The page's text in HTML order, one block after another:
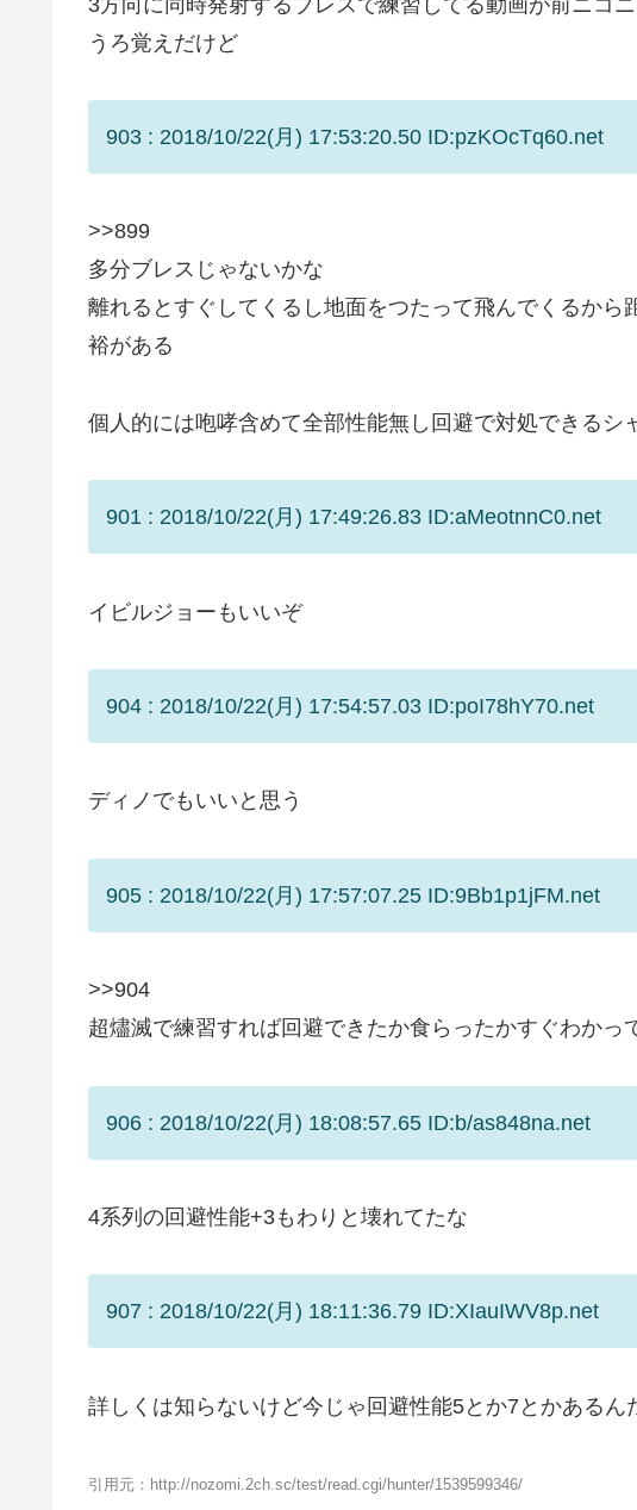
うろ覚えだけど
903 : 2018/10/22(月) 17:53:20.50 ID:pzKOcTq60.net
>>899
多分ブレスじゃないかな
離れるとすぐしてくるし地面をつたって飛んでくるから
裕がある
個人的には咆哮含めて全部性能無し回避で対処できるシ
901 : 2018/10/22(月) 17:49:26.83 ID:aMeotnnC0.net
イビルジョーもいいぞ
904 : 2018/10/22(月) 17:54:57.03 ID:poI78hY70.net
ディノでもいいと思う
905 : 2018/10/22(月) 17:57:07.25 ID:9Bb1p1jFM.net
>>904
超燼滅で練習すれば回避できたか食らったかすぐわかっ
906 : 2018/10/22(月) 18:08:57.65 ID:b/as848na.net
4系列の回避性能+3もわりと壊れてたな
907 : 2018/10/22(月) 18:11:36.79 ID:XIauIWV8p.net
詳しくは知らないけど今じゃ回避性能5とか7とかあるん
引用元：http://nozomi.2ch.sc/test/read.cgi/hunter/1539599346/